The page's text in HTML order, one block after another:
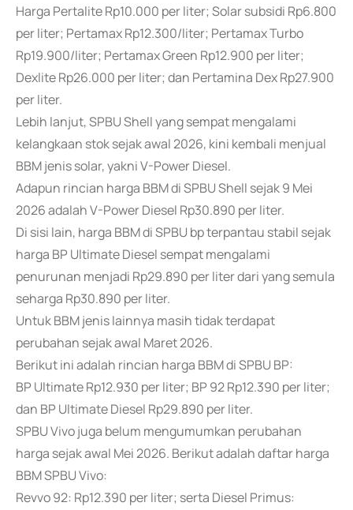
Harga Pertalite Rp10.000 per liter; Solar subsidi Rp6.800
per liter; Pertamax Rp12.300/liter; Pertamax Turbo
Rp19.900/liter; Pertamax Green Rp12.900 per liter;
Dexlite Rp26.000 per liter; dan Pertamina Dex Rp27.900
per liter.
Lebih lanjut, SPBU Shell yang sempat mengalami
kelangkaan stok sejak awal 2026, kini kembali menjual
BBM jenis solar, yakni V-Power Diesel.
Adapun rincian harga BBM di SPBU Shell sejak 9 Mei
2026 adalah V-Power Diesel Rp30.890 per liter.
Di sisi lain, harga BBM di SPBU bp terpantau stabil sejak
harga BP Ultimate Diesel sempat mengalami
penurunan menjadi Rp29.890 per liter dari yang semula
seharga Rp30.890 per liter.
Untuk BBM jenis lainnya masih tidak terdapat
perubahan sejak awal Maret 2026.
Berikut ini adalah rincian harga BBM di SPBU BP:
BP Ultimate Rp12.930 per liter; BP 92 Rp12.390 per liter;
dan BP Ultimate Diesel Rp29.890 per liter.
SPBU Vivo juga belum mengumumkan perubahan
harga sejak awal Mei 2026. Berikut adalah daftar harga
BBM SPBU Vivo:
Revvo 92: Rp12.390 per liter; serta Diesel Primus: